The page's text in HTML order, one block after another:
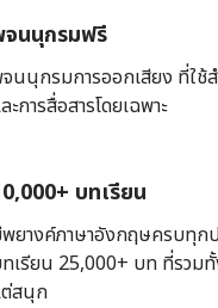
นนุกรมฟรี
นนุกรมการออกเสียง ที่ใช้
ะการสื่อสารโดยเฉพาะ
บทเรียน
ยางค์ภาษาอังกฤษครบทุก
เรียน 25,000+ บท ที่รว
สนุก